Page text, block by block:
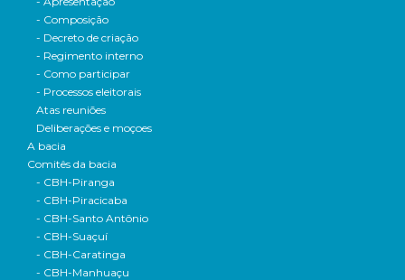
- Composição
- Decreto de criação
- Regimento interno
- Como participar
- Processos eleitorais
Atas reuniões
Deliberações e moçoes
A bacia
Comitês da bacia
- CBH-Piranga
- CBH-Piracicaba
- CBH-Santo Antônio
- CBH-Suaçuí
- CBH-Caratinga
- CBH-Manhuaçu